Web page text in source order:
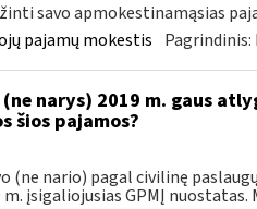
savo apmokestinamąsias
pajamų mokestis Pagrindinis:
narys) 2019 m. gaus
šios pajamos?
(ne nario) pagal civilinę
įsigaliojusias GPMĮ nuostatas.